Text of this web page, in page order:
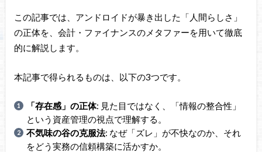
この記事では、アンドロイドが暴き出した「人間らしさ」
の正体を、会計・ファイナンスのメタファーを用いて徹底
的に解説します。
本記事で得られるものは、以下の3つです。
「存在感」の正体: 見た目ではなく、「情報の整合性」
という資産管理の視点で理解する。
不気味の谷の克服法: なぜ「ズレ」が不快なのか、それ
をどう実務の信頼構築に活かすか。